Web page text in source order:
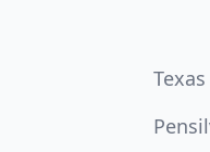
Texas